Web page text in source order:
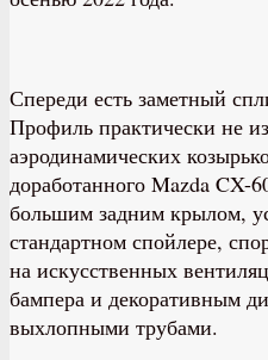
Спереди есть заметный
Профиль практически не
аэродинамических
доработанного Mazda CX-
большим задним крылом,
стандартном спойлере,
на искусственных
бампера и декоративным
выхлопными трубами.